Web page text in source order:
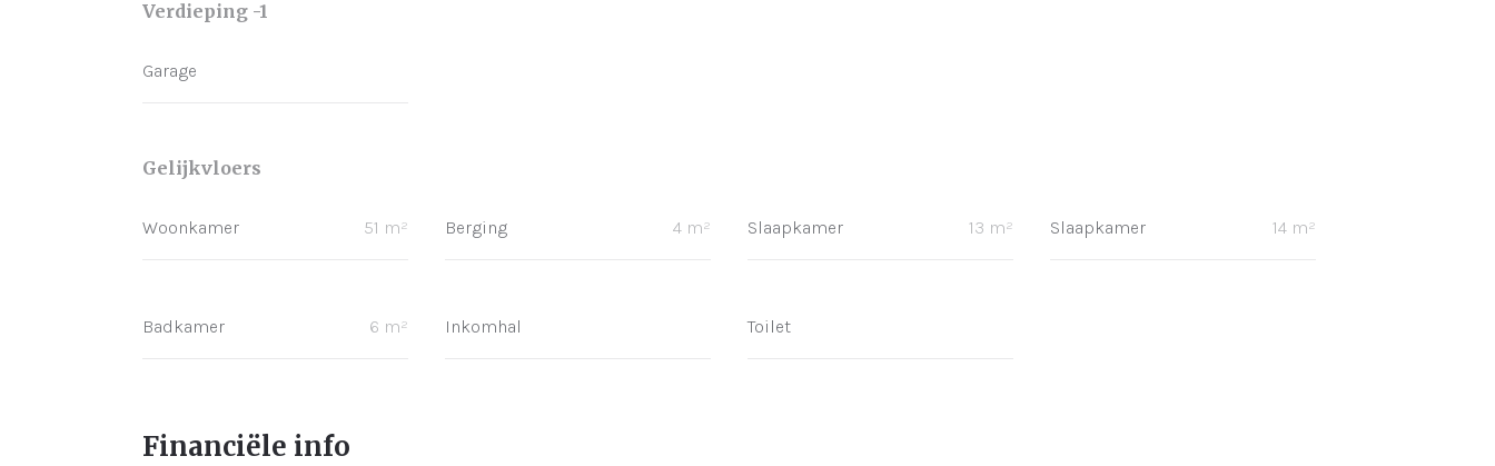
Verdieping -1
Garage
Gelijkvloers
Woonkamer 51 m² Berging 4 m² Slaapkamer 13 m² Slaapkamer 14 m²
Badkamer 6 m² Inkomhal Toilet
Financiële info